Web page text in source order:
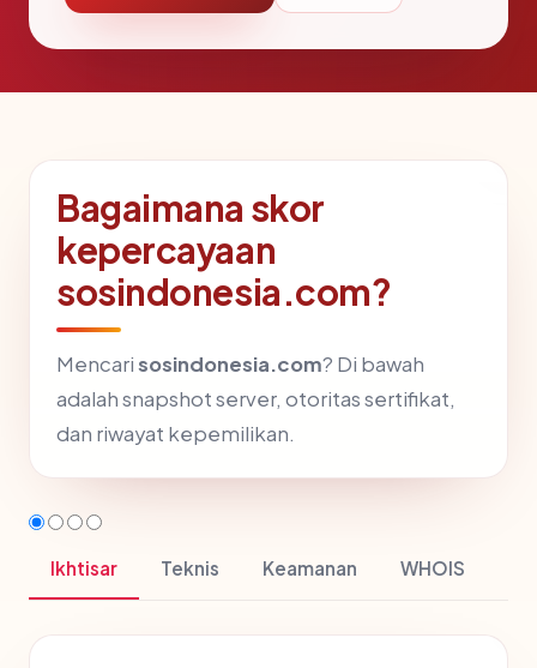
Bagaimana skor
kepercayaan
sosindonesia.com?
Mencarisosindonesia.com? Di bawah
adalah snapshot server, otoritas sertifikat,
dan riwayat kepemilikan.
Ikhtisar Teknis Keamanan WHOIS